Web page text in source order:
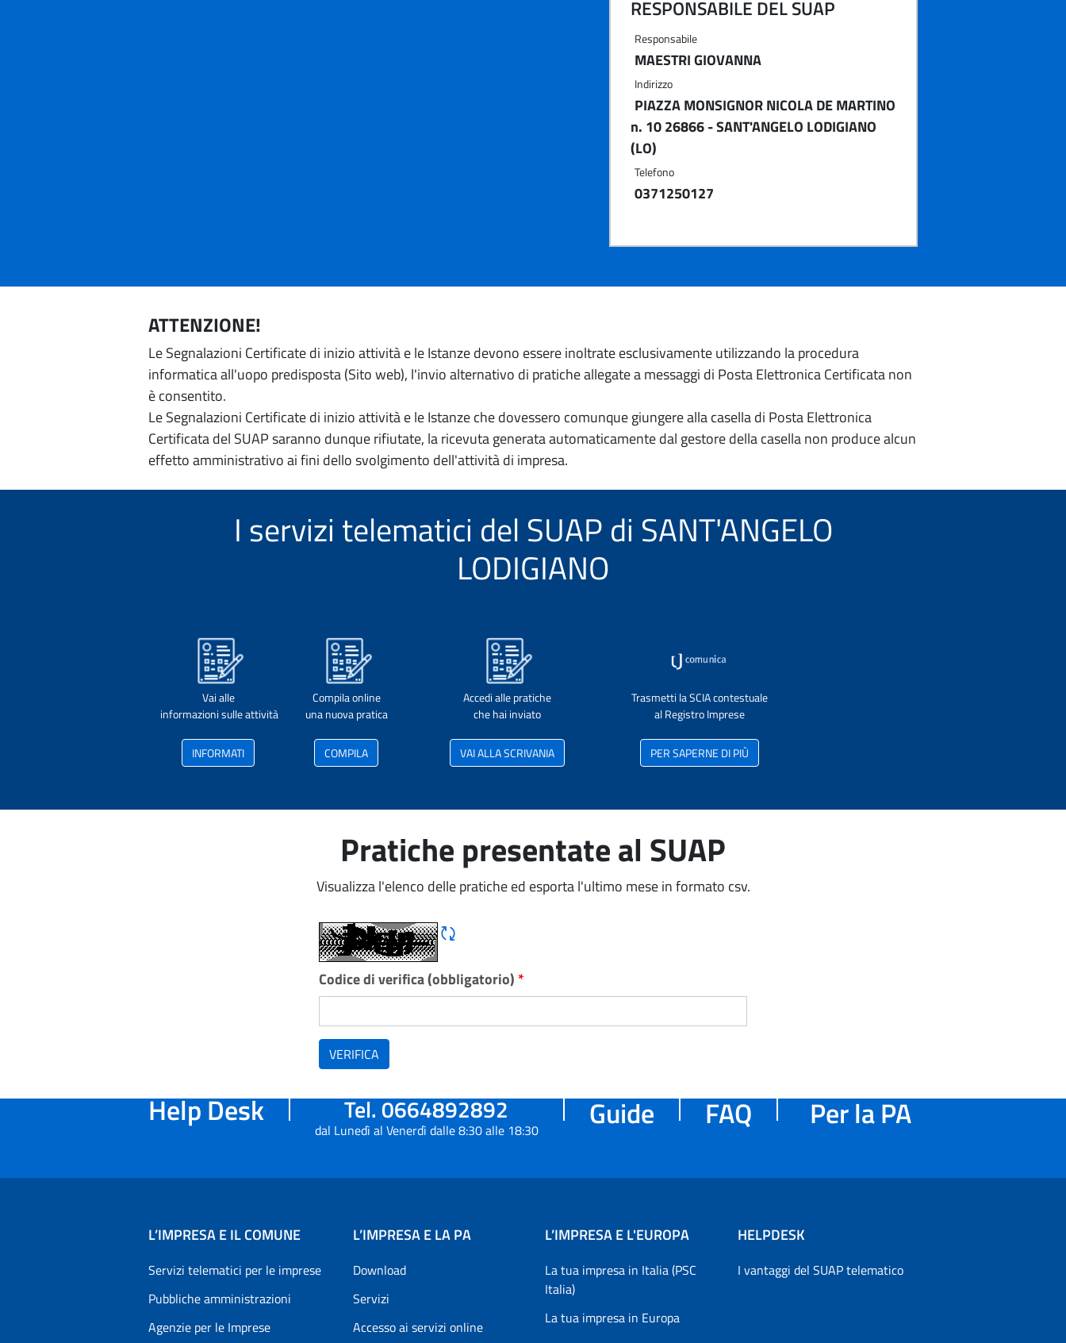
RESPONSABILE DEL SUAP
Responsabile
MAESTRI GIOVANNA
Indirizzo
PIAZZA MONSIGNOR NICOLA DE MARTINO
n. 10 26866 - SANT'ANGELO LODIGIANO
(LO)
Telefono
0371250127
ATTENZIONE!
Le Segnalazioni Certificate di inizio attività e le Istanze devono essere inoltrate esclusivamente utilizzando la procedura
informatica all'uopo predisposta (Sito web), l'invio alternativo di pratiche allegate a messaggi di Posta Elettronica Certificata non
è consentito.
Le Segnalazioni Certificate di inizio attività e le Istanze che dovessero comunque giungere alla casella di Posta Elettronica
Certificata del SUAP saranno dunque rifiutate, la ricevuta generata automaticamente dal gestore della casella non produce alcun
effetto amministrativo ai fini dello svolgimento dell'attività di impresa.
I servizi telematici del SUAP di SANT'ANGELO
LODIGIANO
Vai alle
informazioni sulle attività
INFORMATI
Compila online
una nuova pratica
COMPILA
Accedi alle pratiche
che hai inviato
VAI ALLA SCRIVANIA
Trasmetti la SCIA contestuale
al Registro Imprese
PER SAPERNE DI PIÙ
Pratiche presentate al SUAP
Visualizza l'elenco delle pratiche ed esporta l'ultimo mese in formato csv.
Rigene CAPTCHA
Codice di verifica (obbligatorio) *
VERIFICA
Help Desk Tel. 0664892892
dal Lunedì al Venerdì dalle 8:30 alle 18:30 Guide FAQ Per la PA
L’IMPRESA E IL COMUNE
Servizi telematici per le imprese
Pubbliche amministrazioni
Agenzie per le Imprese
L’IMPRESA E LA PA
Download
Servizi
Accesso ai servizi online
L’IMPRESA E L'EUROPA
La tua impresa in Italia (PSC
Italia)
La tua impresa in Europa
HELPDESK
I vantaggi del SUAP telematico